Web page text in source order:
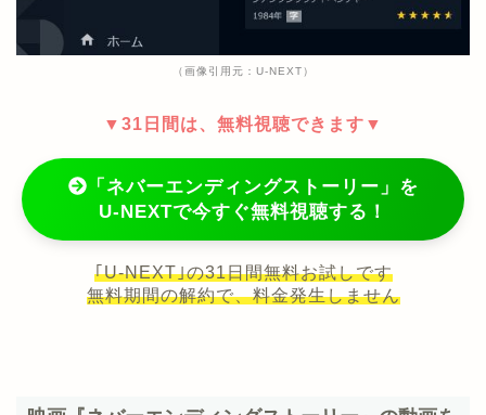
（画像引用元：U-NEXT）
▼31日間は、無料視聴できます▼
「ネバーエンディングストーリー」を
U-NEXTで今すぐ無料視聴する！
｢U-NEXT｣の31日間無料お試しです
無料期間の解約で、料金発生しません